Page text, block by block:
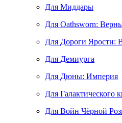
Для Миддары
Для Oathsworn:
Для Дороги Ярости:
Для Демиурга
Для Дюны: Империя
Для Галактического
Для Войн Чёрной